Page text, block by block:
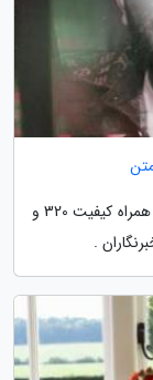
مسعود صادقلو میزنم قدم با امکان پخش آنلاین به همراه کیفیت 320 و
.